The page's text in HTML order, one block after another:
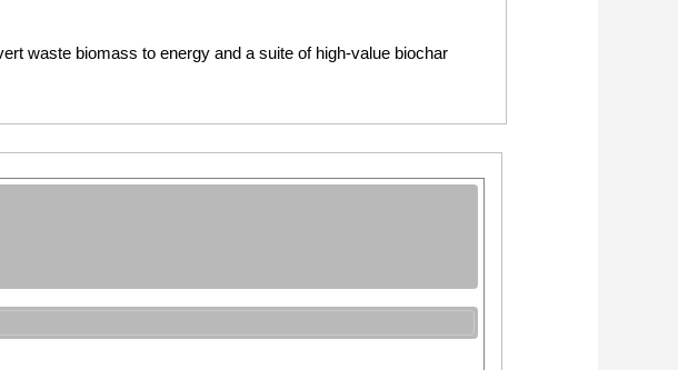
waste biomass to energy and a suite of high-value biochar